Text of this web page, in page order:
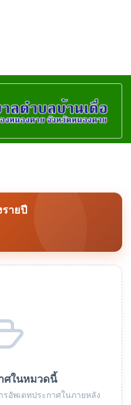
ายปี
ศในหมวดนี้
รอัพเดทประกาศในภายหลัง